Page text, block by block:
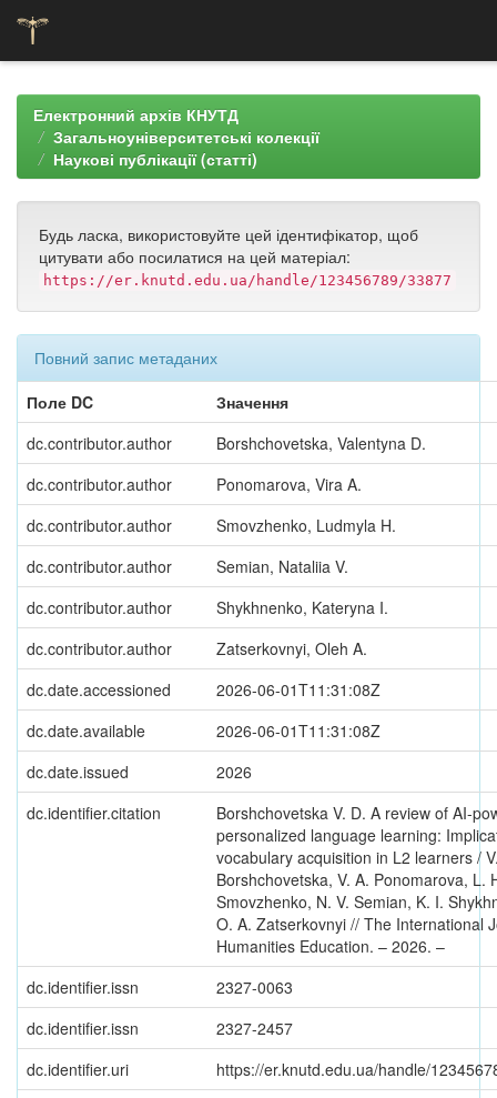
navigationЕлектронний архів КНУТД
Загальноуніверситетські колекції
Наукові публікації (статті)
Будь ласка, використовуйте цей ідентифікатор, щоб
цитувати або посилатися на цей матеріал:
https://er.knutd.edu.ua/handle/123456789/33877
Повний запис метаданих
Поле DC
Значення
dc.contributor.author
Borshchovetska, Valentyna D.
dc.contributor.author
Ponomarova, Vira A.
dc.contributor.author
Smovzhenko, Ludmyla H.
dc.contributor.author
Semian, Nataliia V.
dc.contributor.author
Shykhnenko, Kateryna I.
dc.contributor.author
Zatserkovnyi, Oleh A.
dc.date.accessioned
2026-06-01T11:31:08Z
dc.date.available
2026-06-01T11:31:08Z
dc.date.issued
2026
dc.identifier.citation
Borshchovetska V. D. A review of AI-
personalized language learning:
vocabulary acquisition in L2 learners /
Borshchovetska, V. A. Ponomarova, L.
Smovzhenko, N. V. Semian, K. I.
O. A. Zatserkovnyi // The International
Humanities Education. – 2026. –
dc.identifier.issn
2327-0063
dc.identifier.issn
2327-2457
dc.identifier.uri
https://er.knutd.edu.ua/handle/